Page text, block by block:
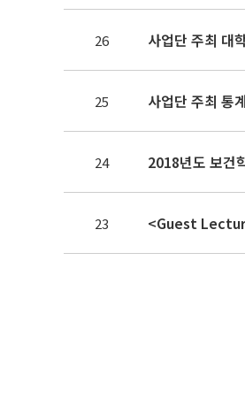
26 사업단 주최 대
25 사업단 주최 통
24 2018년도 보건
23 <Guest